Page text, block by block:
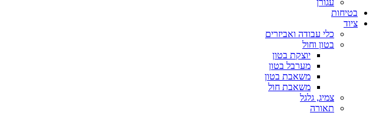
עגורן
בטיחות
ציוד
כלי עבודה ואביזרים
בטון וחול
יוצקת בטון
מערבל בטון
משאבת בטון
משאבת חול
צמיג, גלגל
תאורה